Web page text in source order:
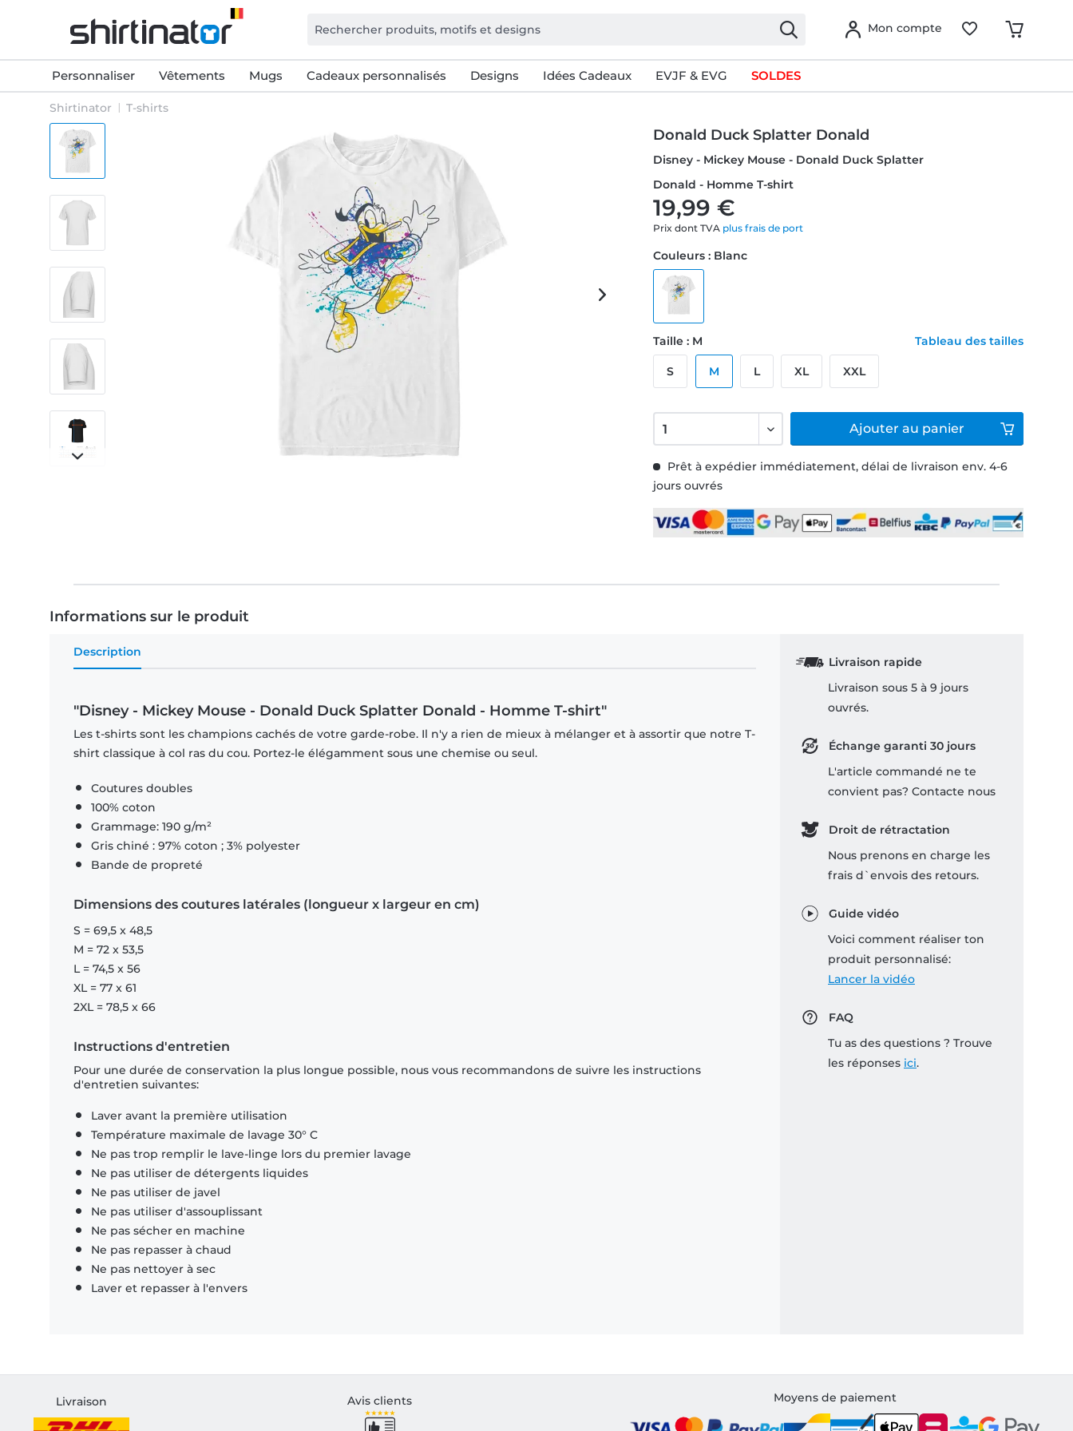
Mon compte
Personnaliser Vêtements Mugs Cadeaux personnalisés Designs Idées Cadeaux EVJF & EVG SOLDES
Shirtinator T-shirts
Donald Duck Splatter Donald
Disney - Mickey Mouse - Donald Duck Splatter
Donald - Homme T-shirt
19,99 €
Prix dont TVA plus frais de port
Prêt à expédier immédiatement, délai de livraison env. 4-6
jours ouvrés
Couleurs : Blanc
Taille : M Tableau des tailles
S M L XL XXL
Ajouter au panier
Informations sur le produit
Description
"Disney - Mickey Mouse - Donald Duck Splatter Donald - Homme T-shirt"
Les t-shirts sont les champions cachés de votre garde-robe. Il n'y a rien de mieux à mélanger et à assortir que notre T-
shirt classique à col ras du cou. Portez-le élégamment sous une chemise ou seul.
Coutures doubles
100% coton
Grammage: 190 g/m²
Gris chiné : 97% coton ; 3% polyester
Bande de propreté
Dimensions des coutures latérales (longueur x largeur en cm)
S = 69,5 x 48,5
M = 72 x 53,5
L = 74,5 x 56
XL = 77 x 61
2XL = 78,5 x 66
Instructions d'entretien
Pour une durée de conservation la plus longue possible, nous vous recommandons de suivre les instructions
d'entretien suivantes:
Laver avant la première utilisation
Température maximale de lavage 30° C
Ne pas trop remplir le lave-linge lors du premier lavage
Ne pas utiliser de détergents liquides
Ne pas utiliser de javel
Ne pas utiliser d'assouplissant
Ne pas sécher en machine
Ne pas repasser à chaud
Ne pas nettoyer à sec
Laver et repasser à l'envers
Livraison rapide
Livraison sous 5 à 9 jours
ouvrés.
Échange garanti 30 jours
L'article commandé ne te
convient pas? Contacte nous
Droit de rétractation
Nous prenons en charge les
frais d`envois des retours.
Guide vidéo
Voici comment réaliser ton
produit personnalisé:
Lancer la vidéo
FAQ
Tu as des questions ? Trouve
les réponses ici.
Livraison Avis clients Moyens de paiement